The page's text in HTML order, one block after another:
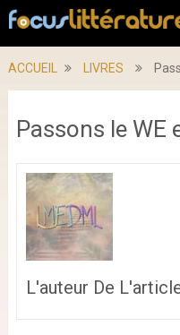
ACCUEIL LIVRES
Passons le WE
L'auteur De